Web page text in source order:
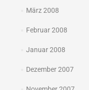
März 2008
Februar 2008
Januar 2008
Dezember 2007